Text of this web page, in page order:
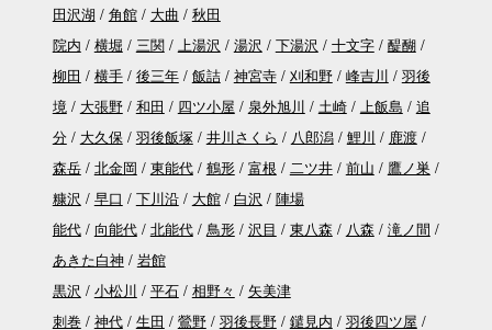
田沢湖 角館 大曲
秋田
院内
横堀 三関 上湯沢 湯沢 下湯沢 十文字
醍醐
柳田
横手 後三年 飯詰 神宮寺 刈和野 峰吉川
羽後
境
大張野 和田 四ツ小屋 泉外旭川 土崎 上飯島
追
分
大久保 羽後飯塚 井川さくら 八郎潟 鯉川
鹿渡
森岳
北金岡 東能代 鶴形 富根 二ツ井 前山
鷹ノ巣
糠沢
早口 下川沿 大館 白沢
陣場
能代
向能代 北能代 鳥形 沢目 東八森 八森
滝ノ間
あきた白神
岩館
黒沢
小松川 平石 相野々
矢美津
刺巻
神代 生田 鶯野 羽後長野 鑓見内
羽後四ツ屋